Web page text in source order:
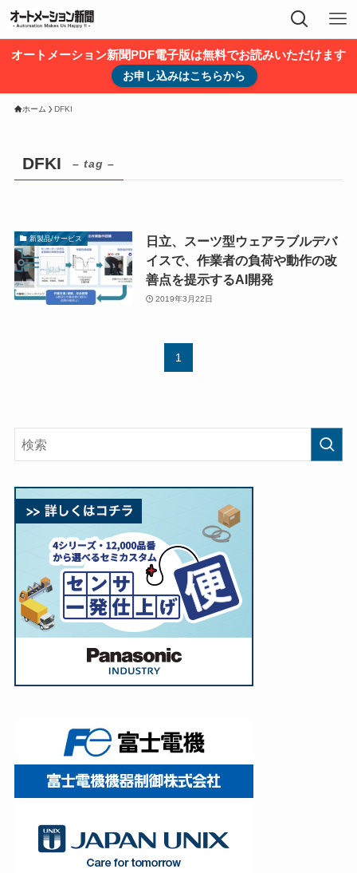
オートメーション新聞PDF電子版は無料でお読みいただけます
お申し込みはこちらから
ホーム DFKI
DFKI – tag –
新製品/サービス
日立、スーツ型ウェアラブルデバ
イスで、作業者の負荷や動作の改
善点を提示するAI開発
2019年3月22日
1